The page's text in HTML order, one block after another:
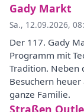
Gady Markt
Sa., 12.09.2026,
Der 117. Gady
Programm mit
Tradition. Neben
Besuchern
ganze Familie.
Straßen